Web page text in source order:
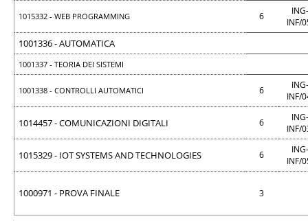
1015332 - WEB PROGRAMMING 6
ING-
INF/
1001336 - AUTOMATICA
1001337 - TEORIA DEI SISTEMI
1001338 - CONTROLLI AUTOMATICI 6
ING-
INF/
1014457 - COMUNICAZIONI DIGITALI 6
ING-
INF/
1015329 - IOT SYSTEMS AND TECHNOLOGIES 6
ING-
INF/
1000971 - PROVA FINALE 3